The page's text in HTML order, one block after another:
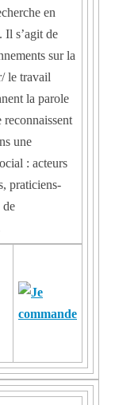
en
s’agit de
sur la
le travail
la parole
reconnaissent
une
: acteurs
praticiens-
de